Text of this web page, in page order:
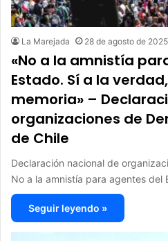
La Marejada 28 de agosto de 2025
«No a la amnistía
Estado. Sí a la
memoria» –
organizaciones de
de Chile
Declaración nacional de
No a la amnistía para agentes del
Seguir leyendo »